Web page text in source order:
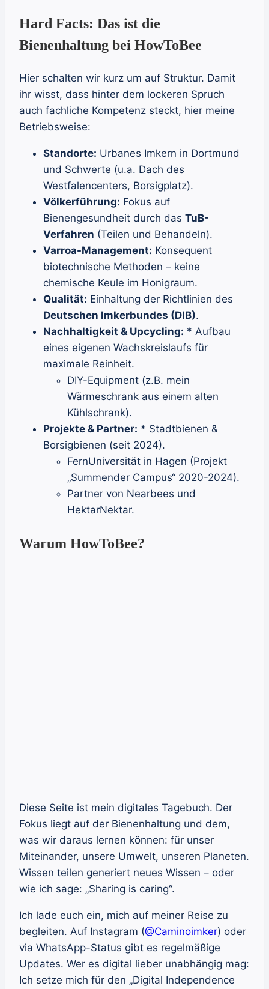
Hard Facts: Das ist die
Bienenhaltung bei HowToBee
Hier schalten wir kurz um auf Struktur. Damit
ihr wisst, dass hinter dem lockeren Spruch
auch fachliche Kompetenz steckt, hier meine
Betriebsweise:
Standorte: Urbanes Imkern in Dortmund
und Schwerte (u.a. Dach des
Westfalencenters, Borsigplatz).
Völkerführung: Fokus auf
Bienengesundheit durch das TuB-
Verfahren (Teilen und Behandeln).
Varroa-Management: Konsequent
biotechnische Methoden – keine
chemische Keule im Honigraum.
Qualität: Einhaltung der Richtlinien des
Deutschen Imkerbundes (DIB).
Nachhaltigkeit & Upcycling: * Aufbau
eines eigenen Wachskreislaufs für
maximale Reinheit.
DIY-Equipment (z.B. mein
Wärmeschrank aus einem alten
Kühlschrank).
Projekte & Partner: * Stadtbienen &
Borsigbienen (seit 2024).
FernUniversität in Hagen (Projekt
„Summender Campus“ 2020-2024).
Partner von Nearbees und
HektarNektar.
Warum HowToBee?
Diese Seite ist mein digitales Tagebuch. Der
Fokus liegt auf der Bienenhaltung und dem,
was wir daraus lernen können: für unser
Miteinander, unsere Umwelt, unseren Planeten.
Wissen teilen generiert neues Wissen – oder
wie ich sage: „Sharing is caring“.
Ich lade euch ein, mich auf meiner Reise zu
begleiten. Auf Instagram (@Caminoimker) oder
via WhatsApp-Status gibt es regelmäßige
Updates. Wer es digital lieber unabhängig mag:
Ich setze mich für den „Digital Independence